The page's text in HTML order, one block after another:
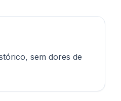
sem dores de